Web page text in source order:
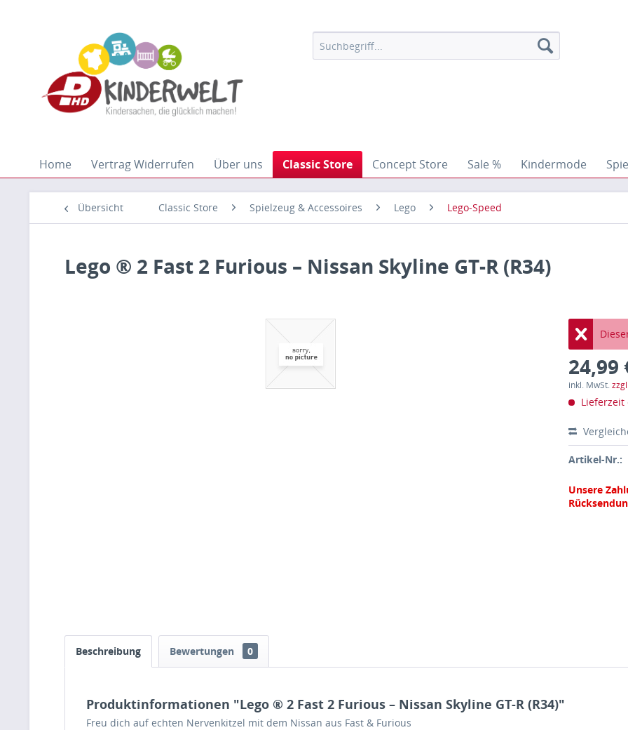
Home Vertrag Widerrufen Über uns Classic Store Concept Store Sale % Kindermode
Übersicht Classic Store Spielzeug & Accessoires Lego Lego-Speed
Lego ® 2 Fast 2 Furious – Nissan Skyline GT-R (R34)
24,99
inkl. MwSt.
Lieferzeit
Artikel-Nr.:
Unsere
Beschreibung Bewertungen 0
Produktinformationen "Lego ® 2 Fast 2 Furious – Nissan Skyline GT-R (R34)"
Freu dich auf echten Nervenkitzel mit dem Nissan aus Fast & Furious